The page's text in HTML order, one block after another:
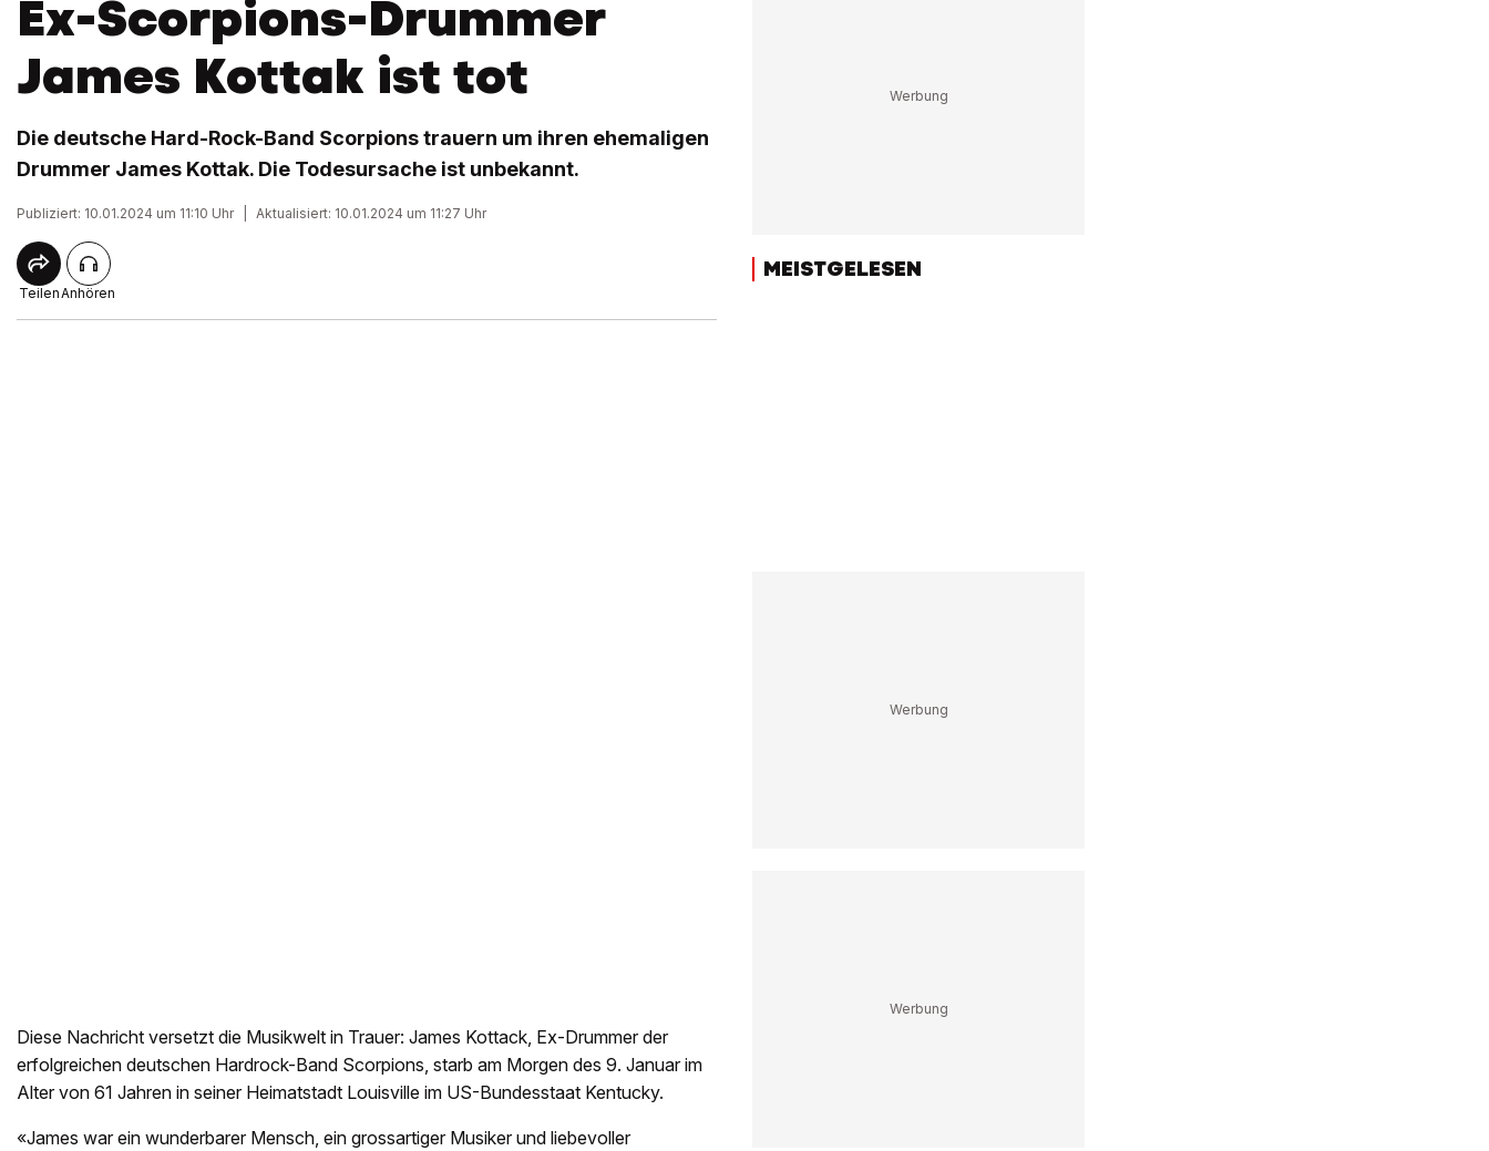
Ex-Scorpions-Drummer
James Kottak ist tot
Die deutsche Hard-Rock-Band Scorpions trauern um ihren ehemaligen
Drummer James Kottak. Die Todesursache ist unbekannt.
Publiziert: 10.01.2024 um 11:10 Uhr Aktualisiert: 10.01.2024 um 11:27 Uhr
TeilenAnhören
Diese Nachricht versetzt die Musikwelt in Trauer: James Kottack, Ex-Drummer der
erfolgreichen deutschen Hardrock-Band Scorpions, starb am Morgen des 9. Januar im
Alter von 61 Jahren in seiner Heimatstadt Louisville im US-Bundesstaat Kentucky.
«James war ein wunderbarer Mensch, ein grossartiger Musiker und liebevoller
MEISTGELESEN